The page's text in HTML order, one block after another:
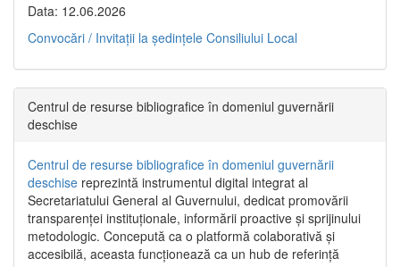
Data: 12.06.2026
Convocări / Invitaţii la şedinţele Consiliului Local
Centrul de resurse bibliografice în domeniul guvernării
deschise
Centrul de resurse bibliografice în domeniul guvernării
deschise reprezintă instrumentul digital integrat al
Secretariatului General al Guvernului, dedicat promovării
transparenței instituționale, informării proactive și sprijinului
metodologic. Concepută ca o platformă colaborativă și
accesibilă, aceasta funcționează ca un hub de referință